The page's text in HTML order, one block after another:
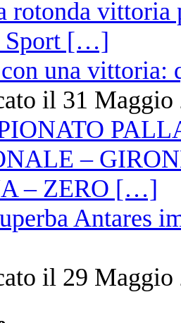
una vittoria:
il 31 Maggio
Antares
il 29 Maggio